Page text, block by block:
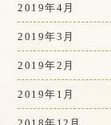
2019年4月
2019年3月
2019年2月
2019年1月